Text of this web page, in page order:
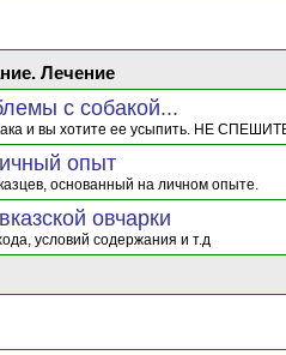
Лечение
с собакой...
и вы хотите ее усыпить. НЕ
опыт
основанный на личном опыте.
овчарки
условий содержания и т.д